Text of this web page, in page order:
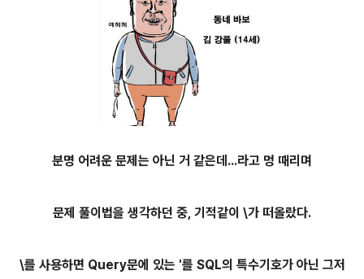
분명 어려운 문제는 아닌 거 같은데...라고 멍 때리며
문제 풀이법을 생각하던 중, 기적같이 \가 떠올랐다.
\를 사용하면 Query문에 있는 '를 SQL의 특수기호가 아닌 그저